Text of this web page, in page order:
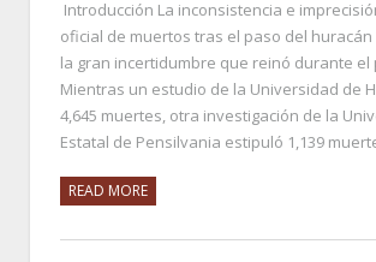
Introducción La inconsistencia e
oficial de muertos tras el paso del
la gran incertidumbre que reinó durante el
Mientras un estudio de la Universidad de
4,645 muertes, otra investigación de la
Estatal de Pensilvania estipuló 1,139
READ MORE